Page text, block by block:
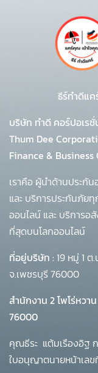
ธีร์ทำดีแค
บริษัท ทำดี คอร์ปอเร
Thum Dee
Finance & Business
เราคือ ผู้นำด้านประกั
และ บริการประกันภัย
ออนไลน์ และ บริการอ
ที่สุดบนโลกออนไลน์
ที่อยู่บริษัท : 19 หมู่ 1
จ.เพชรบุรี 76000
สำนักงาน 2 โพโร่หวาน
76000
คุณธีระ แต้มเรืองอิฐ
ใบอนุญาตนายหน้าเล